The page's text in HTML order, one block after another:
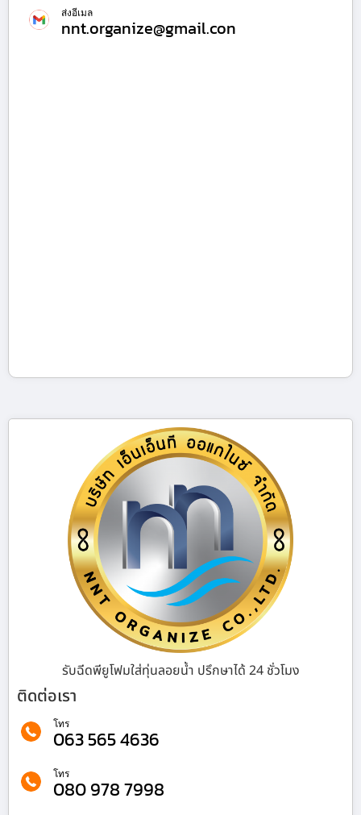
ส่งอีเมล
nnt.organize@gmail.con
รับฉีดพียูโฟมใส่ทุ่นลอยน้ำ ปรึกษาได้ 24 ชั่วโมง
ติดต่อเรา
โทร
063 565 4636
โทร
080 978 7998